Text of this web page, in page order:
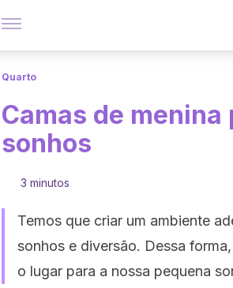
Quarto
Camas de
sonhos
3 minutos
Temos que criar um ambiente
sonhos e diversão. Dessa
o lugar para a nossa pequena